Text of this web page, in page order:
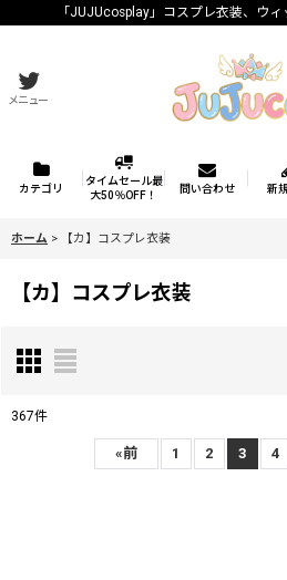
「JUJUcosplay」コスプレ衣装、ウ
メニュー
カテゴリ
タイムセール最
大50％OFF！
問い合わせ 新
ホーム > 【カ】コスプレ衣装
【カ】コスプレ衣装
サブカテゴリ:
367件
«前 1 2 3 4